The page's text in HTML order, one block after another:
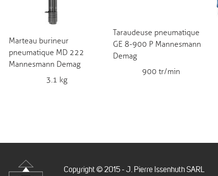
Marteau burineur
pneumatique MD 222
Mannesmann Demag
3.1 kg
Taraudeuse pneumatique
GE 8-900 P Mannesmann
Demag
900 tr/min
Copyright © 2015 - J. Pierre Issenhuth SARL